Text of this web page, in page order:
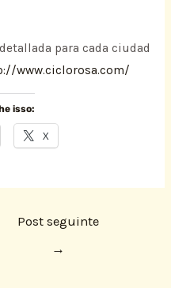
para cada ciudad
www.ciclorosa.com/
isso:
X
Post seguinte
→